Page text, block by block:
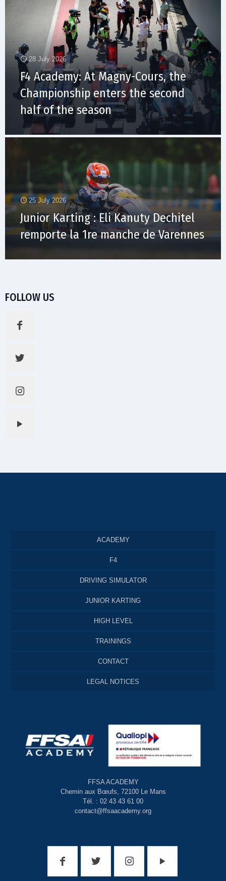
28 July 2026
F4 Academy: At Magny-Cours, the
Championship enters the second
half of the season
25 July 2026
Junior Karting : Eli Kanuty Dechitel
remporte la 1re manche de Varennes
FOLLOW US
ACADEMY
F4
DRIVING SIMULATOR
JUNIOR KARTING
HIGH LEVEL
TRAININGS
CONTACT
LEGAL NOTICES
FFSA ACADEMY
Chemin aux Bœufs, 72100 Le Mans
Tél. : 02 43 43 61 00
contact@ffsaacademy.org